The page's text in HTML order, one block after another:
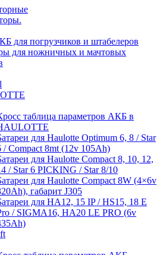
для погрузчиков и штабелеров
для ножничных и мачтовых
таблица параметров АКБ в
для Haulotte Optimum 6, 8 / Star
/ Compact 8mt (12v 105Ah)
для Haulotte Compact 8, 10, 12,
/ Star 6 PICKING / Star 8/10
для Haulotte Compact 8W (4×6v
габарит J305
для HA12, 15 IP / HS15, 18 E
/ SIGMA16, HA20 LE PRO (6v